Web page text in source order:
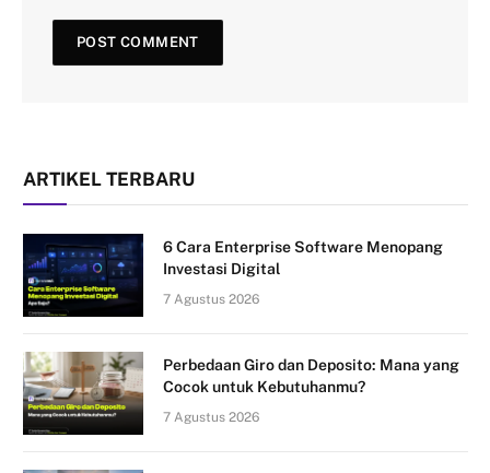
ARTIKEL TERBARU
6 Cara Enterprise Software Menopang
Investasi Digital
7 Agustus 2026
Perbedaan Giro dan Deposito: Mana yang
Cocok untuk Kebutuhanmu?
7 Agustus 2026